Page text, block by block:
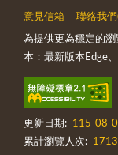
意見信箱 聯絡我
為提供更為穩定的
本：最新版本Edge
更新日期:
115-08-
累計瀏覽人次: